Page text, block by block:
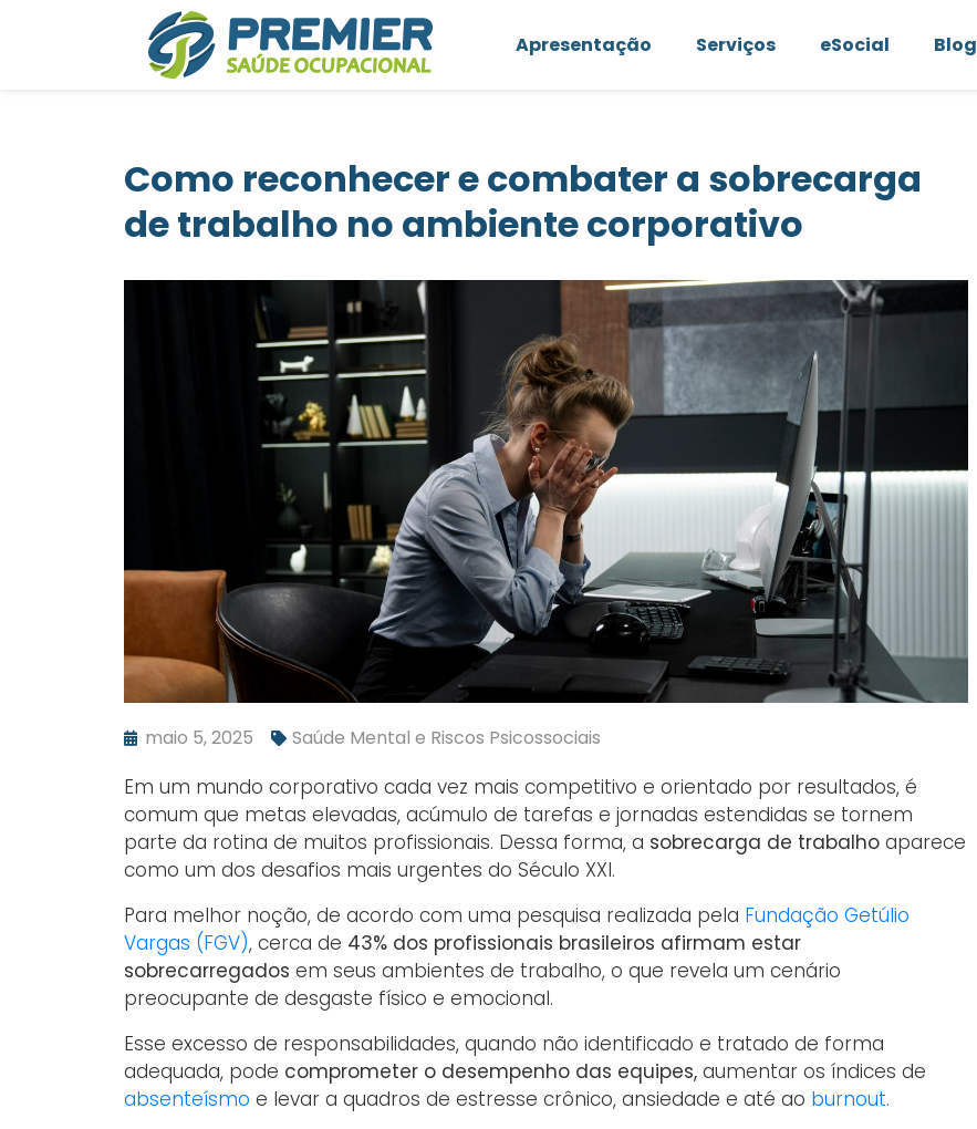
Apresentação Serviços eSocial Blog
Como reconhecer e combater a sobrecarga
de trabalho no ambiente corporativo
maio 5, 2025 Saúde Mental e Riscos Psicossociais
Em um mundo corporativo cada vez mais competitivo e orientado por resultados, é
comum que metas elevadas, acúmulo de tarefas e jornadas estendidas se tornem
parte da rotina de muitos profissionais. Dessa forma, a sobrecarga de trabalho aparece
como um dos desafios mais urgentes do Século XXI.
Para melhor noção, de acordo com uma pesquisa realizada pela Fundação Getúlio
Vargas (FGV), cerca de 43% dos profissionais brasileiros afirmam estar
sobrecarregados em seus ambientes de trabalho, o que revela um cenário
preocupante de desgaste físico e emocional.
Esse excesso de responsabilidades, quando não identificado e tratado de forma
adequada, pode comprometer o desempenho das equipes, aumentar os índices de
absenteísmo e levar a quadros de estresse crônico, ansiedade e até ao burnout.